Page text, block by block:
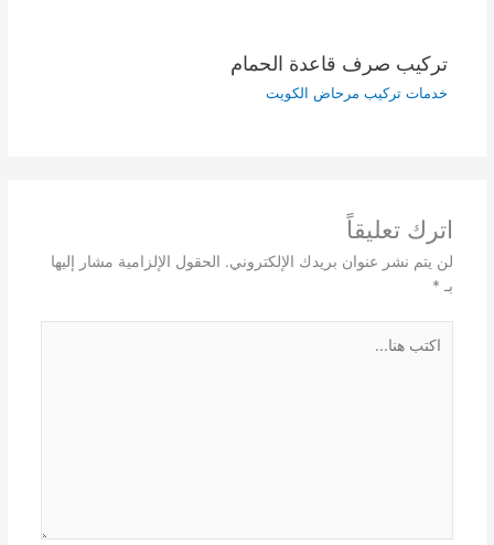
تركيب صرف قاعدة الحمام
خدمات تركيب مرحاض الكويت
اترك تعليقاً
لن يتم نشر عنوان بريدك الإلكتروني. الحقول الإلزامية مشار إليها
بـ *
هنا...